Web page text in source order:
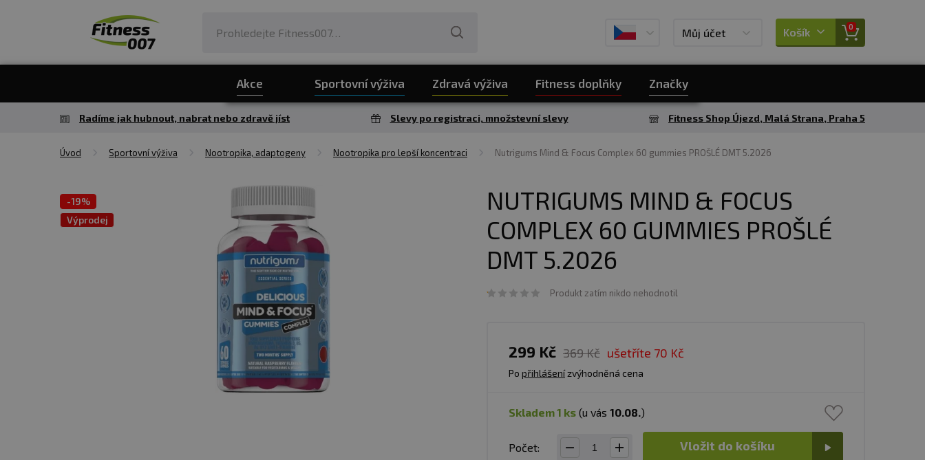
Můj účet Košík 0
Akce Sportovní výživa Zdravá výživa Fitness doplňky Značky
Radíme jak hubnout, nabrat nebo zdravě jíst Slevy po registraci, množstevní slevy Fitness Shop Újezd, Malá Strana, Praha 5
Úvod Sportovní výživa Nootropika, adaptogeny Nootropika pro lepší koncentraci Nutrigums Mind & Focus Complex 60 gummies PROŠLÉ DMT 5.2026
-19%
Výprodej
NUTRIGUMS MIND & FOCUS
COMPLEX 60 GUMMIES PROŠLÉ
DMT 5.2026
Produkt zatím nikdo nehodnotil
299 Kč 369 Kč ušetříte 70 Kč
Po přihlášenízvýhodněná cena
skladem 1 ks (u vás 10.08.)
Počet: Vložit do košíku